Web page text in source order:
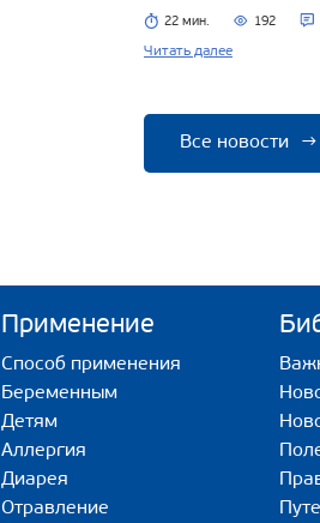
22 мин. 192
Читать далее
Все новости →
Применение
Способ применения
Беременным
Детям
Аллергия
Диарея
Отравление